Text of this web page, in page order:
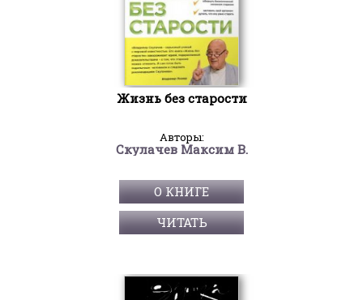
Жизнь без старости
Авторы:
Скулачев Максим В.
О КНИГЕ
ЧИТАТЬ